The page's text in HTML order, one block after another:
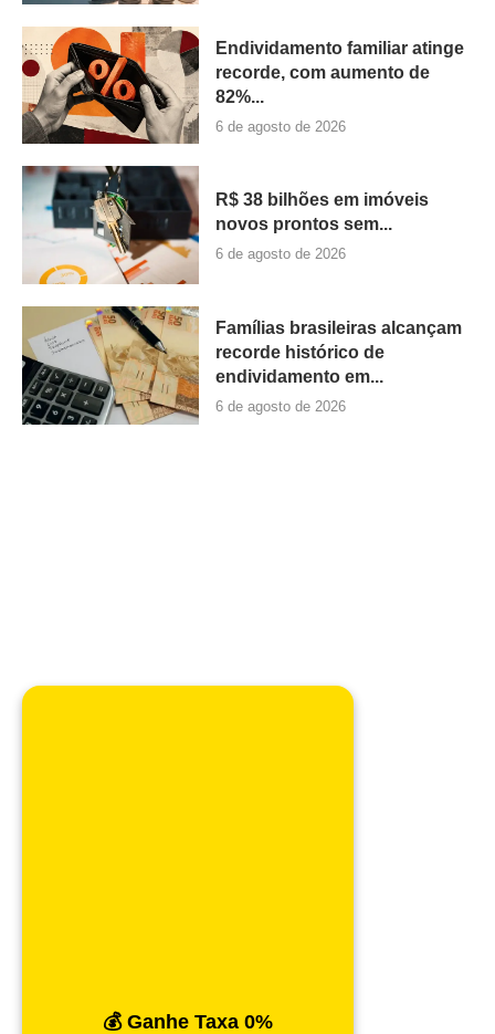
Endividamento familiar atinge
recorde, com aumento de
82%...
6 de agosto de 2026
R$ 38 bilhões em imóveis
novos prontos sem...
6 de agosto de 2026
Famílias brasileiras alcançam
recorde histórico de
endividamento em...
6 de agosto de 2026
💰 Ganhe Taxa 0%